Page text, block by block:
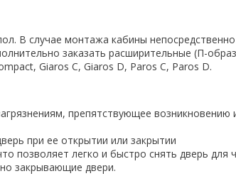
В случае монтажа кабины
заказать расширительные (П-
Giaros C, Giaros D, Paros C, Paros D.
препятствующее возникновению
при ее открытии или закрытии
позволяет легко и быстро снять дверь для
закрывающие двери.